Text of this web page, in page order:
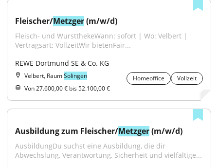
Fleischer/Metzger (m/w/d)
Fleisch- und WurstthekeWann: sofort | Wo: Velbert |
Vertragsart: VollzeitWir bietenFair...
REWE Dortmund SE & Co. KG
Velbert, RaumSolingen Homeoffice
Vollzeit
Von 27.600,00 € bis 52.100,00 €
Ausbildung zum Fleischer/Metzger (m/w/d)
AusbildungDu suchst eine Ausbildung, die dir
Abwechslung, Verantwortung, Sicherheit und vielfältige...